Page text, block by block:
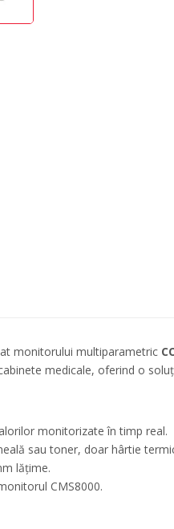
monitorului multiparametric
medicale, oferind o
monitorizate în timp real.
sau toner, doar hârtie
lățime.
CMS8000.